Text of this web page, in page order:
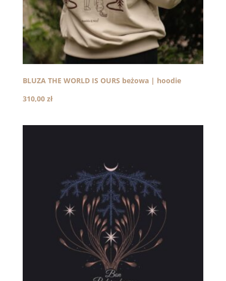
BLUZA THE WORLD IS OURS beżowa | hoodie
310,00 zł